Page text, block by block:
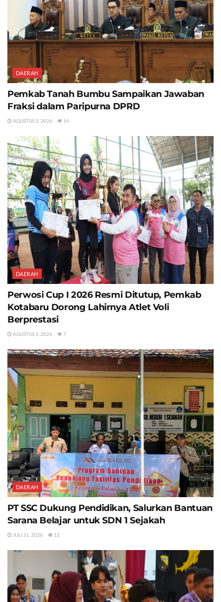
DAERAH
Pemkab Tanah Bumbu Sampaikan Jawaban
Fraksi dalam Paripurna DPRD
AGUSTUS 3, 2026 14
DAERAH
Perwosi Cup I 2026 Resmi Ditutup, Pemkab
Kotabaru Dorong Lahirnya Atlet Voli
Berprestasi
AGUSTUS 3, 2026 7
DAERAH
PT SSC Dukung Pendidikan, Salurkan Bantuan
Sarana Belajar untuk SDN 1 Sejakah
JULI 31, 2026 12